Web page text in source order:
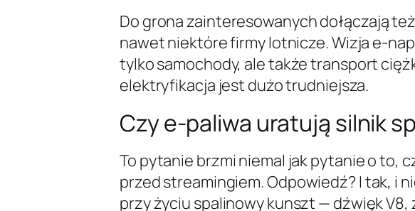
Do grona zainteresowanych dołączają
nawet niektóre firmy lotnicze. Wizja e-
tylko samochody, ale także transport
elektryfikacja jest dużo trudniejsza.
Czy e-paliwa uratują silnik
To pytanie brzmi niemal jak pytanie o to,
przed streamingiem. Odpowiedź? I tak, i
przy życiu spalinowy kunszt — dźwięk V8,